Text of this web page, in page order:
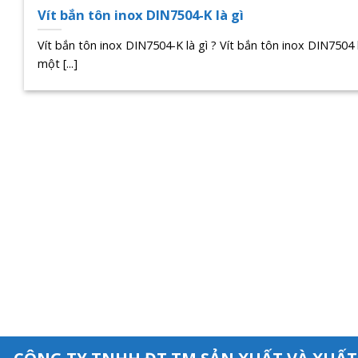
Vít bắn tôn inox DIN7504-K là gì
Vít bắn tôn inox DIN7504-K là gì ? Vít bắn tôn inox DIN7504
một [...]